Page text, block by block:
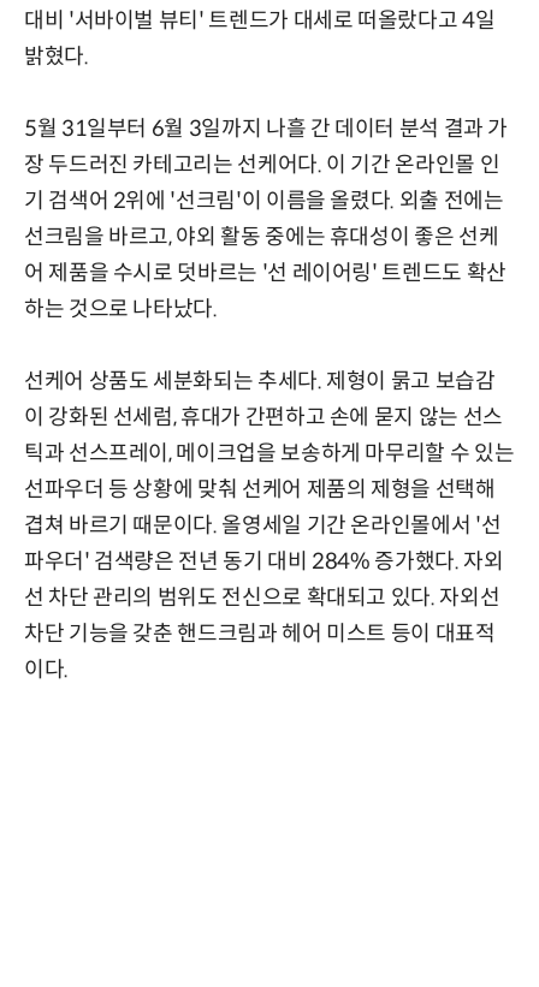
대비 '서바이벌 뷰티' 트렌드가 대세로 떠올랐다고 4일
밝혔다.
5월 31일부터 6월 3일까지 나흘 간 데이터 분석 결과 가
장 두드러진 카테고리는 선케어다. 이 기간 온라인몰 인
기 검색어 2위에 '선크림'이 이름을 올렸다. 외출 전에는
선크림을 바르고, 야외 활동 중에는 휴대성이 좋은 선케
어 제품을 수시로 덧바르는 '선 레이어링' 트렌드도 확산
하는 것으로 나타났다.
선케어 상품도 세분화되는 추세다. 제형이 묽고 보습감
이 강화된 선세럼, 휴대가 간편하고 손에 묻지 않는 선스
틱과 선스프레이, 메이크업을 보송하게 마무리할 수 있는
선파우더 등 상황에 맞춰 선케어 제품의 제형을 선택해
겹쳐 바르기 때문이다. 올영세일 기간 온라인몰에서 '선
파우더' 검색량은 전년 동기 대비 284% 증가했다. 자외
선 차단 관리의 범위도 전신으로 확대되고 있다. 자외선
차단 기능을 갖춘 핸드크림과 헤어 미스트 등이 대표적
이다.